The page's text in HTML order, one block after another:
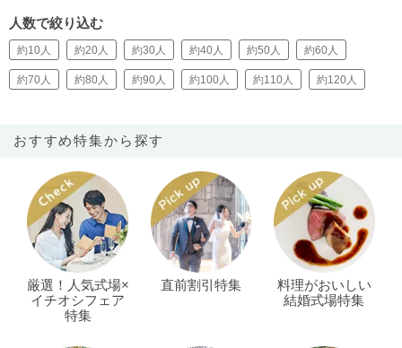
人数で絞り込む
約10人 約20人 約30人 約40人 約50人 約60人
約70人 約80人 約90人 約100人 約110人 約120人
おすすめ特集から探す
厳選！人気式場×
イチオシフェア
特集
直前割引特集
料理がおいしい
結婚式場特集